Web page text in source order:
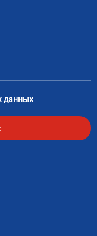
данных